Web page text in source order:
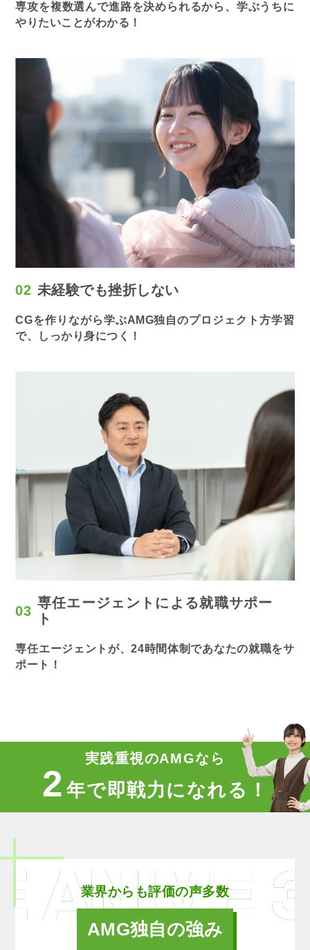
専攻を複数選んで進路を決められるから、学ぶうちに
やりたいことがわかる！
02 未経験でも挫折しない
CGを作りながら学ぶAMG独自のプロジェクト方学習
で、しっかり身につく！
03
専任エージェント による就職サポー
ト
専任エージェントが、24時間体制であなたの就職をサ
ポート！
実践重視のAMGなら
2 年で即戦力になれる！
業界からも評価の声多数
AMG独自の強み